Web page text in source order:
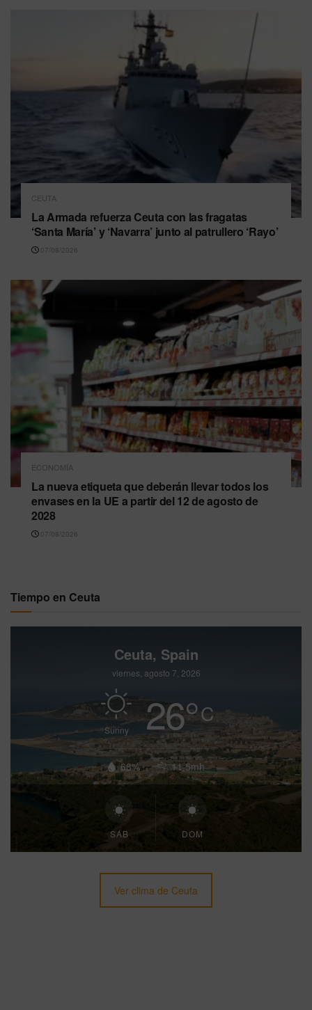
CEUTA
La Armada refuerza Ceuta con las fragatas
‘Santa María’ y ‘Navarra’ junto al patrullero ‘Rayo’
07/08/2026
ECONOMÍA
La nueva etiqueta que deberán llevar todos los
envases en la UE a partir del 12 de agosto de
2028
07/08/2026
Tiempo en Ceuta
Ceuta, Spain
viernes, agosto 7, 2026
Sunny 26°C
68% 11.5mh
SÁB DOM
Ver clima de Ceuta